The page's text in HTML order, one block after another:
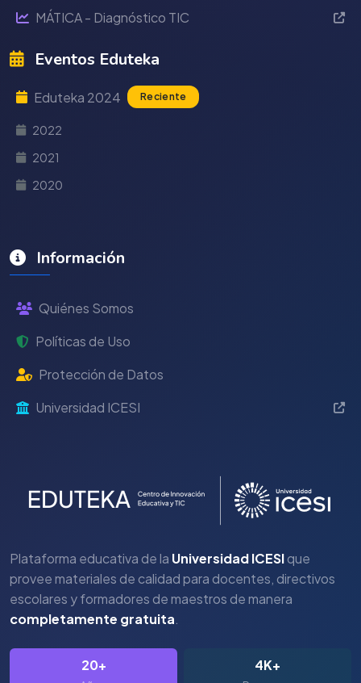
MÁTICA - Diagnóstico TIC
Eventos Eduteka
Eduteka 2024 Reciente
2022
2021
2020
Información
Quiénes Somos
Políticas de Uso
Protección de Datos
Universidad ICESI
Plataforma educativa de la Universidad ICESIque
provee materiales de calidad para docentes, directivos
escolares y formadores de maestros de manera
completamente gratuita.
20+ 4K+